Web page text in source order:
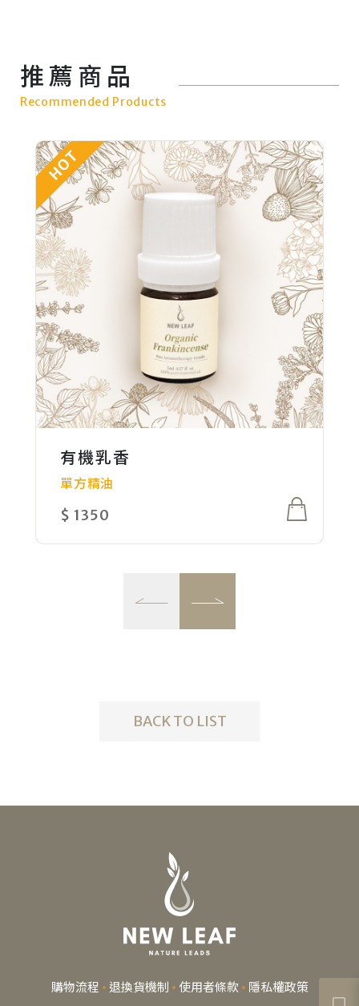
推薦商品
Recommended Products
HOT
有機乳香
單方精油
$ 1350
吾香全素植萃洗髮露
無香基底
$ 520
NEW
稜線日出 洗髮調香組
精油調香組
$ 3420
NEW
露營三寶 精油組
精油調香組
$ 1380
NEW
境心調頻 精油組
精油調香組
$ 2880
NEW
仲夏晨曦 洗髮調香組
精油調香組
$ 3180
NEW
芳療師百寶箱 精油套組
精油調香組
$ 19310
水嫩美人 乳液調香組
精油調香組
$ 2380
BACK TO LIST
購物流程 退換貨機制 使用者條款 隱私權政策